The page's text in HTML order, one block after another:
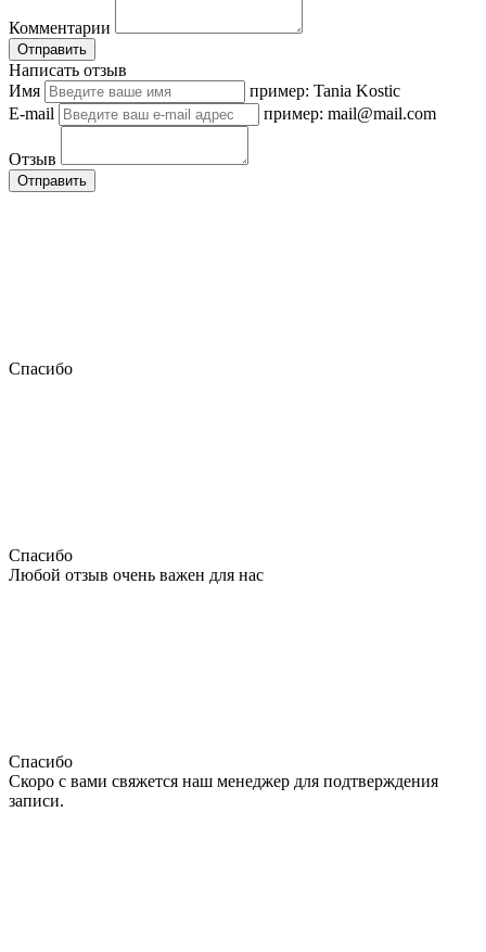
Комментарии
Отправить
Написать отзыв
Имя
пример: Tania Kostic
E-mail
пример: mail@mail.com
Отзыв
Отправить
Спасибо
Спасибо
Любой отзыв очень важен для нас
Спасибо
Скоро с вами свяжется наш менеджер для подтверждения
записи.